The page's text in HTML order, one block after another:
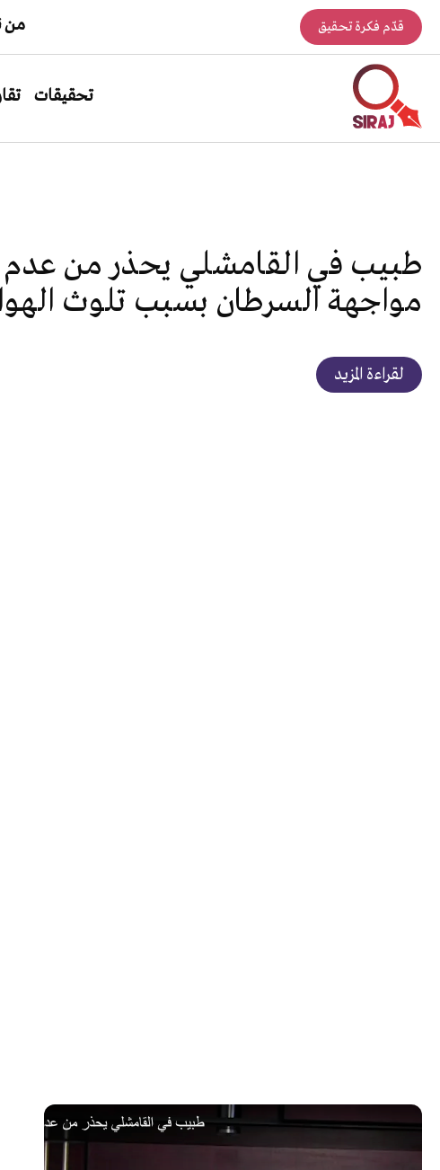
قدّم فكرة تحقيق من
تحقيقات
طبيب في القامشلي يحذر من عدم
مواجهة السرطان بسبب تلوث
لقراءة المزيد